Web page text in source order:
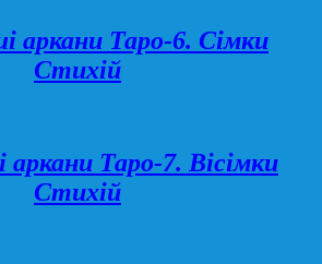
аркани Таро-6. Сімки
Стихій
Таро-7. Вісімки
Стихій